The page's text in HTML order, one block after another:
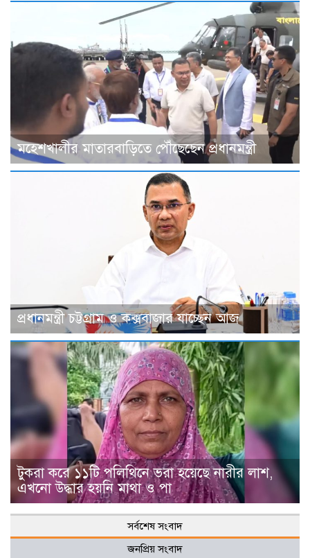
মহেশখালীর মাতারবাড়িতে পৌঁছেছেন প্রধানমন্ত্রী
প্রধানমন্ত্রী চট্টগ্রাম ও কক্সবাজার যাচ্ছেন আজ
টুকরা করে ১১টি পলিথিনে ভরা হয়েছে নারীর লাশ,
এখনো উদ্ধার হয়নি মাথা ও পা
সর্বশেষ সংবাদ
জনপ্রিয় সংবাদ